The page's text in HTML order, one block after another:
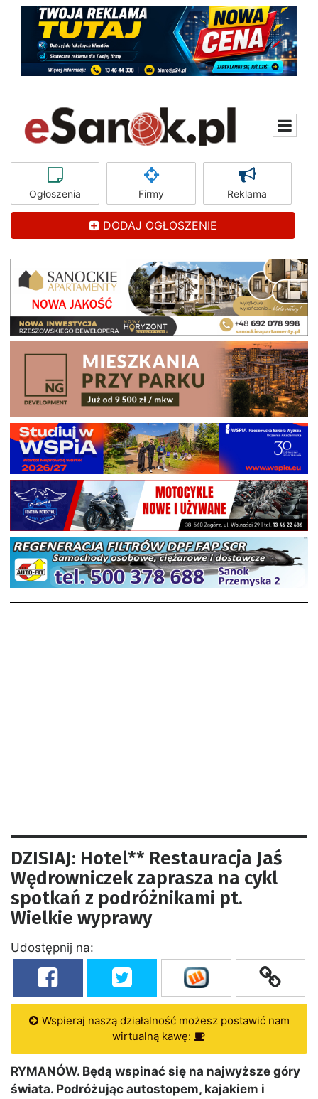
Ogłoszenia Firmy Reklama
DODAJ OGŁOSZENIE
DZISIAJ: Hotel** Restauracja Jaś
Wędrowniczek zaprasza na cykl
spotkań z podróżnikami pt.
Wielkie wyprawy
Udostępnij na:
Wspieraj naszą działalność możesz postawić nam
wirtualną kawę:
RYMANÓW. Będą wspinać się na najwyższe góry
świata. Podróżując autostopem, kajakiem i